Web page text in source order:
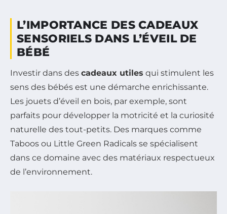
L’IMPORTANCE DES CADEAUX
SENSORIELS DANS L’ÉVEIL DE
BÉBÉ
Investir dans des cadeaux utiles qui stimulent les
sens des bébés est une démarche enrichissante.
Les jouets d’éveil en bois, par exemple, sont
parfaits pour développer la motricité et la curiosité
naturelle des tout-petits. Des marques comme
Taboos ou Little Green Radicals se spécialisent
dans ce domaine avec des matériaux respectueux
de l’environnement.